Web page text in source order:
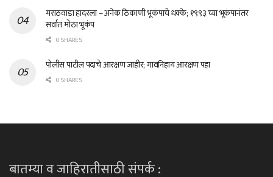
मराठवाडा हादरला – अनेक ठिकाणी भूकंपाचे धक्के; १९९३ च्या भूकंपानंतर
सर्वात मोठा भूकंप
0 SHARES
पोलीस पाटील पदाचे आरक्षण जाहीर; गावनिहाय आरक्षण पहा
0 SHARES
बातम्या व जाहिरातीसाठी संपर्क :